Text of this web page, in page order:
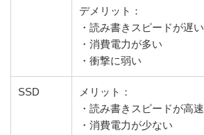
デメリット：
・読み書きスピードが遅い
・消費電力が多い
・衝撃に弱い
SSD
メリット：
・読み書きスピードが高速
・消費電力が少ない